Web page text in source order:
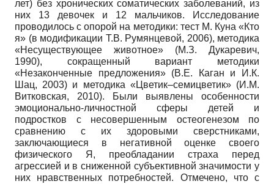
лет) без хронических соматических заболеваний, из
них 13 девочек и 12 мальчиков. Исследование
проводилось с опорой на методики: тест М. Куна «Кто
я» (в модификации Т.В. Румянцевой, 2006), методика
«Несуществующее животное» (М.З. Дукаревич,
1990), сокращенный вариант методики
«Незаконченные предложения» (В.Е. Каган и И.К.
Шац, 2003) и методика «Цветик–семицветик» (И.М.
Витковская, 2010). Были выявлены особенности
эмоционально-личностной сферы детей и
подростков с несовершенным остеогенезом по
сравнению с их здоровыми сверстниками,
заключающиеся в негативной оценке своего
физического Я, преобладании страха перед
агрессией и в сниженной субъективной значимости у
них нравственных потребностей. Отмечено, что с